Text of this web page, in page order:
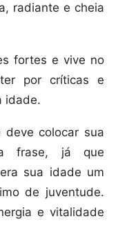
radiante e cheia
fortes e vive no
por críticas e
idade.
colocar sua
frase, já que
sua idade um
de juventude.
e vitalidade